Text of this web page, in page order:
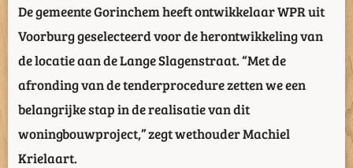
De gemeente Gorinchem heeft ontwikkelaar WPR uit
Voorburg geselecteerd voor de herontwikkeling van
de locatie aan de Lange Slagenstraat. “Met de
afronding van de tenderprocedure zetten we een
belangrijke stap in de realisatie van dit
woningbouwproject,” zegt wethouder Machiel
Krielaart.